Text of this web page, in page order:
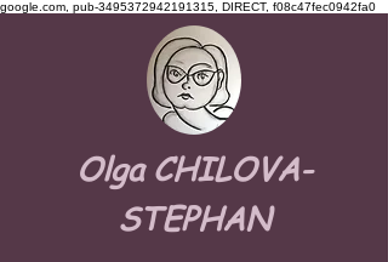
google.com, pub-3495372942191315, DIRECT, f08c47fec0942fa0
Olga CHILOVA-
STEPHAN